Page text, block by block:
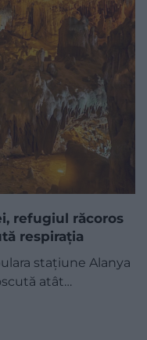
refugiul răcoros
respirația
stațiune Alanya
atât…